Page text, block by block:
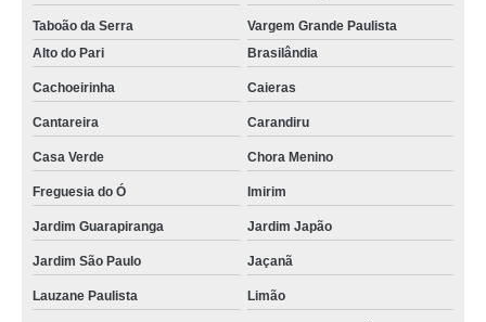
Taboão da Serra
Vargem Grande Paulista
Alto do Pari
Brasilândia
Cachoeirinha Caieras
Cantareira Carandiru
Casa Verde Chora Menino
Freguesia do Ó Imirim
Jardim Guarapiranga Jardim Japão
Jardim São Paulo Jaçanã
Lauzane Paulista Limão